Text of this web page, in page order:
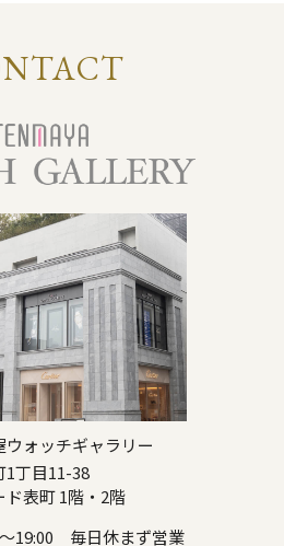
ォッチギャラリー
1丁目11-38
表町 1階・2階
19:00 毎日休まず営業